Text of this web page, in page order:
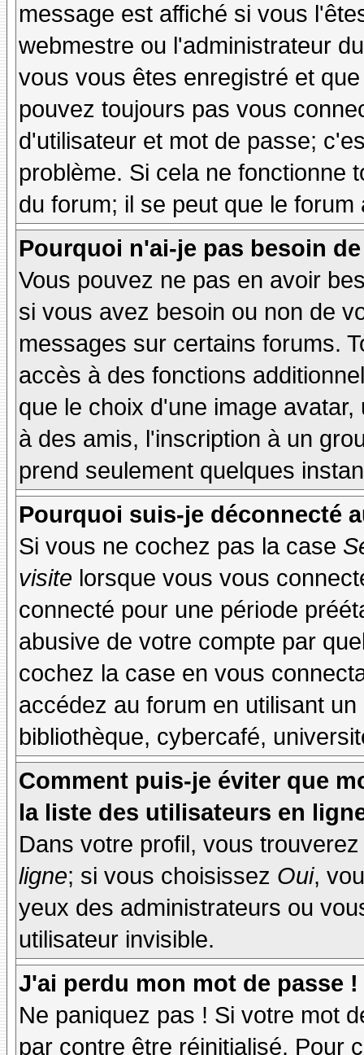
message est affiché si vous
webmestre ou l'administrateur
vous vous êtes enregistré et
pouvez toujours pas vous
d'utilisateur et mot de passe;
problème. Si cela ne fonctionne
du forum; il se peut que le
Pourquoi n'ai-je pas besoin
Vous pouvez ne pas en avoir
si vous avez besoin ou non de
messages sur certains forums.
accès à des fonctions
que le choix d'une image
à des amis, l'inscription à un
prend seulement quelques
Pourquoi suis-je déconnecté
Si vous ne cochez pas la case
visite lorsque vous vous
connecté pour une période
abusive de votre compte par
cochez la case en vous
accédez au forum en utilisant
bibliothèque, cybercafé,
Comment puis-je éviter que
la liste des utilisateurs en
Dans votre profil, vous
ligne; si vous choisissez Oui,
yeux des administrateurs ou
utilisateur invisible.
J'ai perdu mon mot de passe !
Ne paniquez pas ! Si votre mot
par contre être réinitialisé. Pour